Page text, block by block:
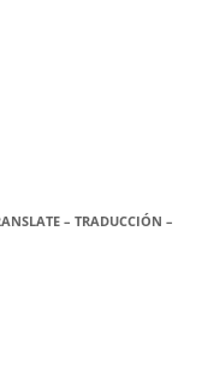
– TRADUCCIÓN –